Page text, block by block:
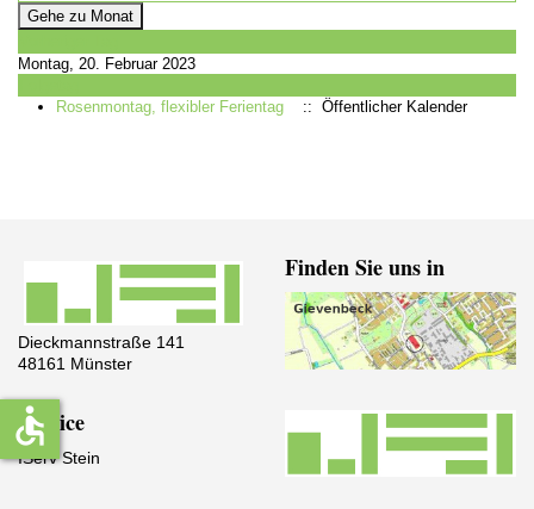
Gehe zu Monat
Montag, 20. Februar 2023
Rosenmontag, flexibler Ferientag
:: Öffentlicher Kalender
Dieckmannstraße 141
48161 Münster
Finden Sie uns in
Service
IServ Stein
accessible